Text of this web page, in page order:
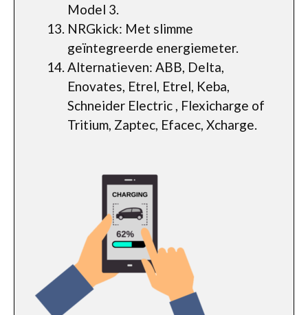
Model 3.
NRGkick: Met slimme
geïntegreerde energiemeter.
Alternatieven: ABB, Delta,
Enovates, Etrel, Etrel, Keba,
Schneider Electric , Flexicharge of
Tritium, Zaptec, Efacec, Xcharge.